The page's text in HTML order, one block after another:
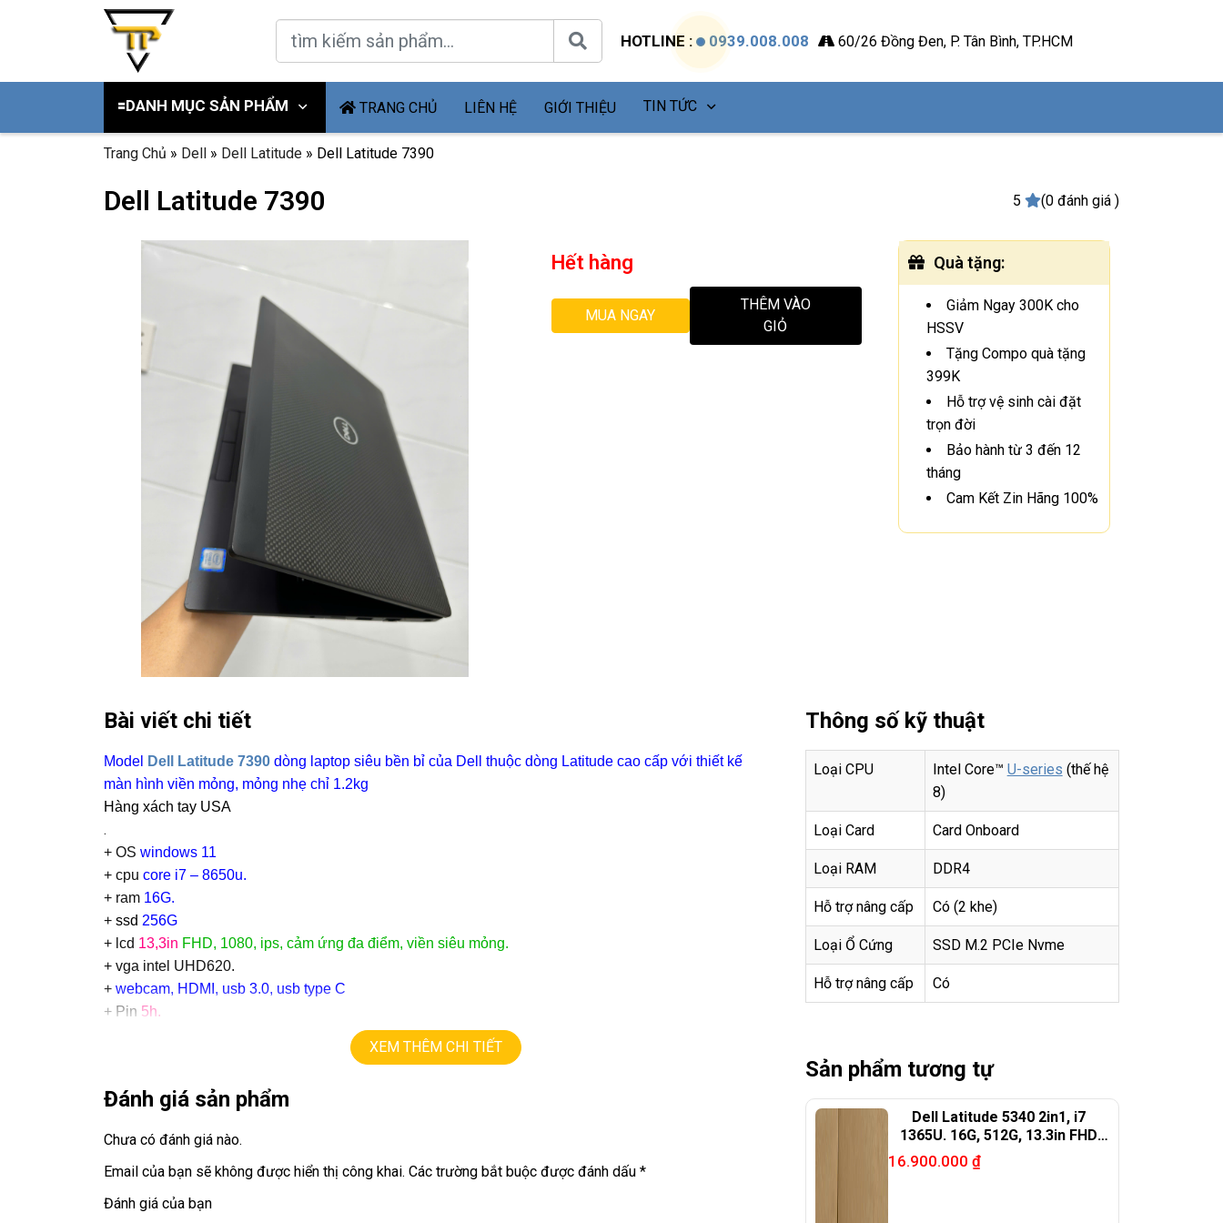
HOTLINE : 0939.008.008 60/26 Đồng Đen, P. Tân Bình, TP.HCM
🟰DANH MỤC SẢN PHẨM TRANG CHỦ LIÊN HỆ GIỚI THIỆU TIN TỨC
Trang Chủ » Dell » Dell Latitude » Dell Latitude 7390
Dell Latitude 7390 5 (0 đánh giá )
Hết hàng
MUA NGAY
THÊM VÀO
GIỎ
Quà tặng:
Giảm Ngay 300K cho
HSSV
Tặng Compo quà tặng
399K
Hỗ trợ vệ sinh cài đặt
trọn đời
Bảo hành từ 3 đến 12
tháng
Cam Kết Zin Hãng 100%
Bài viết chi tiết
Model Dell Latitude 7390 dòng laptop siêu bền bỉ của Dell thuộc dòng Latitude cao cấp với thiết kế
màn hình viền mỏng, mỏng nhẹ chỉ 1.2kg
Hàng xách tay USA
.
+ OS windows 11
+ cpu core i7 – 8650u.
+ ram 16G.
+ ssd 256G
+ lcd 13,3in FHD, 1080, ips, cảm ứng đa điểm, viền siêu mỏng.
+ vga intel UHD620.
+ webcam, HDMI, usb 3.0, usb type C
+ Pin 5h.
Hotline / Zalo:
0939.008.008 – 0938.078.389
📍Địa chỉ:60/26 Đồng Đen, P. Tân Bình, TP.HCM
Website:
https://laptoptrieuphat.com
XEM THÊM CHI TIẾT
Đánh giá sản phẩm
Chưa có đánh giá nào.
Email của bạn sẽ không được hiển thị công khai. Các trường bắt buộc được đánh dấu *
Đánh giá của bạn
Thông số kỹ thuật
Loại CPU Intel Core™ U-series (thế hệ
8)
Loại Card Card Onboard
Loại RAM DDR4
Hỗ trợ nâng cấp Có (2 khe)
Loại Ổ Cứng SSD M.2 PCIe Nvme
Hỗ trợ nâng cấp Có
Sản phẩm tương tự
Dell Latitude 5340 2in1, i7
1365U. 16G, 512G, 13.3in FHD
touch X360
16.900.000 ₫